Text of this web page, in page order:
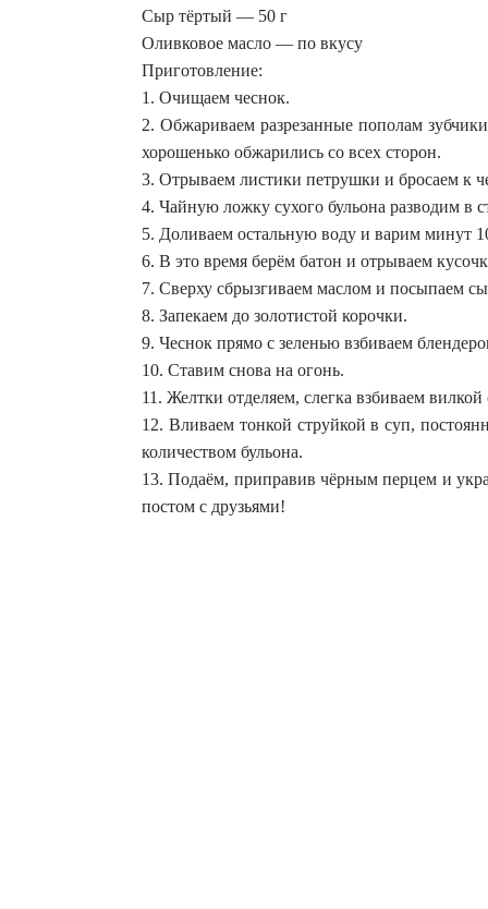
Сыр тёртый — 50 г
Оливковое масло — по вкусу
Приготовление:
1. Очищаем чеснок.
2. Обжариваем разрезанные пополам
хорошенько обжарились со всех сторон.
3. Отрываем листики петрушки и бросаем к
4. Чайную ложку сухого бульона разводим в
5. Доливаем остальную воду и варим минут
6. В это время берём батон и отрываем
7. Сверху сбрызгиваем маслом и посыпаем
8. Запекаем до золотистой корочки.
9. Чеснок прямо с зеленью взбиваем
10. Ставим снова на огонь.
11. Желтки отделяем, слегка взбиваем
12. Вливаем тонкой струйкой в суп,
количеством бульона.
13. Подаём, приправив чёрным перцем и
постом с друзьями!